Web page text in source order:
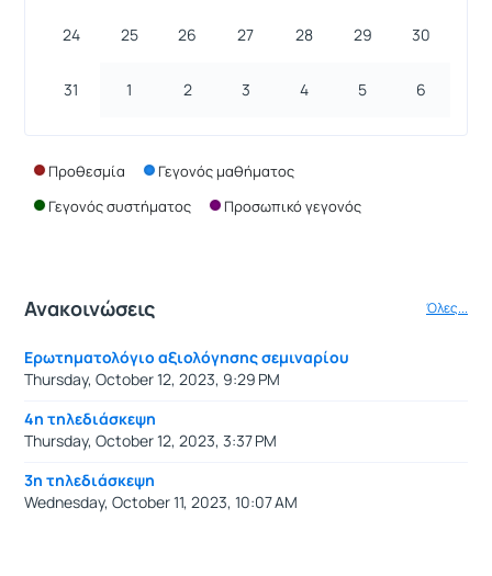
24 25 26 27 28 29 30
31 1 2 3 4 5 6
Προθεσμία
Γεγονός μαθήματος
Γεγονός συστήματος
Προσωπικό γεγονός
Ανακοινώσεις Όλες...
Ερωτηματολόγιο αξιολόγησης σεμιναρίου
Thursday, October 12, 2023, 9:29 PM
4η τηλεδιάσκεψη
Thursday, October 12, 2023, 3:37 PM
3η τηλεδιάσκεψη
Wednesday, October 11, 2023, 10:07 AM